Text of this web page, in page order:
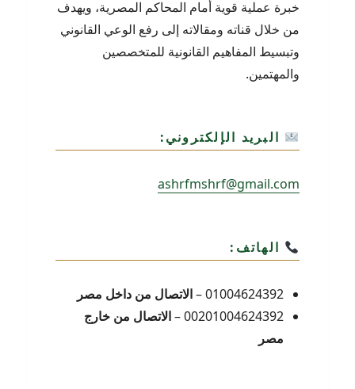
خبرة عملية قوية أمام المحاكم المصرية، ويهدف
من خلال قناته ومقالاته إلى رفع الوعي القانوني
وتبسيط المفاهيم القانونية للمتخصصين
والمهتمين.
البريد الإلكتروني:
ashrfmshrf@gmail.com
الهاتف:
01004624392 –
الاتصال من داخل مصر
00201004624392 –
الاتصال من خارج
مصر